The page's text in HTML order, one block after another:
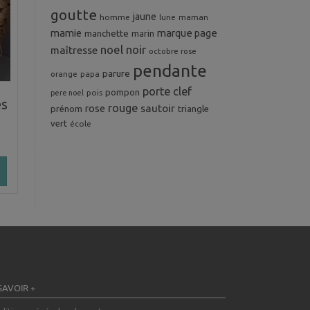
goutte homme jaune lune maman
mamie manchette marin marque page
maîtresse noel noir octobre rose
orange papa parure pendante
pere noel pois pompon porte clef
prénom rose rouge sautoir triangle
vert école
+